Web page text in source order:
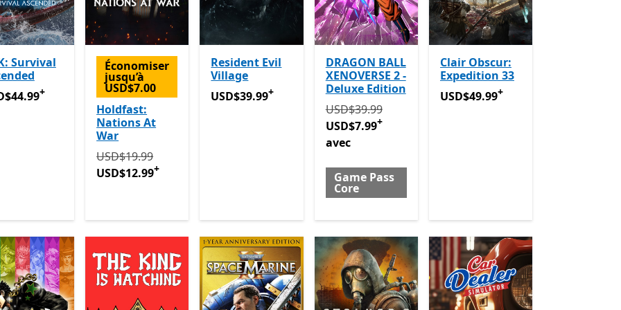
Survival
Avec des achats dans l’application
+
Économiser
jusqu’à
USD$7.00
Holdfast:
Nations At
War
Initialement USD$19.99 maintenant USD$12.99
USD$19.99
USD$12.99+
Resident Evil
Village
USD$39.99Avec des achats dans l’application
USD$39.99+
DRAGON BALL
XENOVERSE 2 -
Deluxe Edition
Initialement USD$39.99 maintenant USD$7.99 avec
USD$39.99
USD$7.99+
avec
Game Pass
Core
Clair Obscur:
Expedition 33
USD$49.99Avec des achats dans
USD$49.99+